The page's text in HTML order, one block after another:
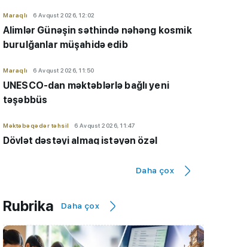
Maraqlı 6 Avqust 2026, 12:02
Alimlər Günəşin səthində nəhəng kosmik
burulğanlar müşahidə edib
Maraqlı 6 Avqust 2026, 11:50
UNESCO-dan məktəblərlə bağlı yeni
təşəbbüs
Məktəbəqədər təhsil 6 Avqust 2026, 11:47
Dövlət dəstəyi almaq istəyən özəl
qaydaların tətbiqinə ehtiyac var"
Hadisə 6 Avqust 2026, 11:20
Daha çox
Rubrika Daha çox